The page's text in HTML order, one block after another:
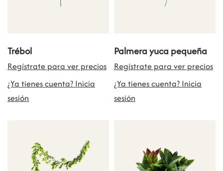
Trébol
Regístrate para ver precios
¿Ya tienes cuenta? Inicia
sesión
Palmera yuca pequeña
Regístrate para ver precios
¿Ya tienes cuenta? Inicia
sesión